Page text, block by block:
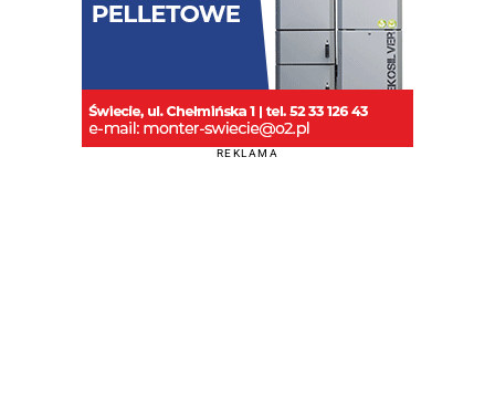
REKLAMA